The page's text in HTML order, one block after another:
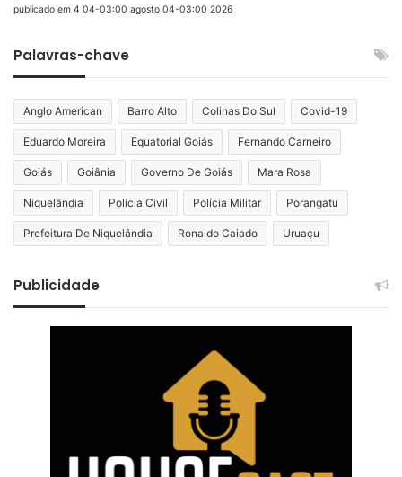
publicado em 4 04-03:00 agosto 04-03:00 2026
Palavras-chave
Anglo American Barro Alto Colinas Do Sul Covid-19
Eduardo Moreira Equatorial Goiás Fernando Carneiro
Goiás Goiânia Governo De Goiás Mara Rosa
Niquelândia Polícia Civil Polícia Militar Porangatu
Prefeitura De Niquelândia Ronaldo Caiado Uruaçu
Publicidade